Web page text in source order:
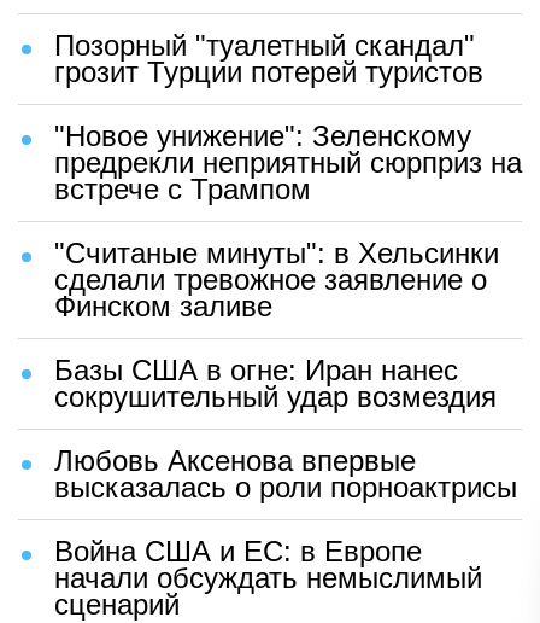
Позорный "туалетный скандал"
грозит Турции потерей туристов
"Новое унижение": Зеленскому
предрекли неприятный сюрприз на
встрече с Трампом
"Считаные минуты": в Хельсинки
сделали тревожное заявление о
Финском заливе
Базы США в огне: Иран нанес
сокрушительный удар возмездия
Любовь Аксенова впервые
высказалась о роли порноактрисы
Война США и ЕС: в Европе
начали обсуждать немыслимый
сценарий